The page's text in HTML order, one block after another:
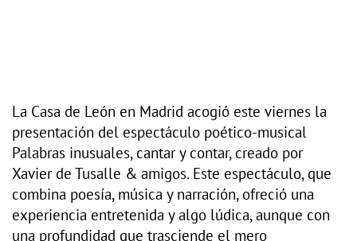
La Casa de León en Madrid acogió este viernes la
presentación del espectáculo poético-musical
Palabras inusuales, cantar y contar, creado por
Xavier de Tusalle & amigos. Este espectáculo, que
combina poesía, música y narración, ofreció una
experiencia entretenida y algo lúdica, aunque con
una profundidad que trasciende el mero